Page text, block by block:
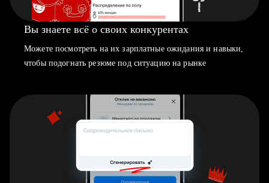
Вы знаете всё о своих конкурентах
Можете посмотреть на их зарплатные ожидания и навыки,
чтобы подогнать резюме под ситуацию на рынке